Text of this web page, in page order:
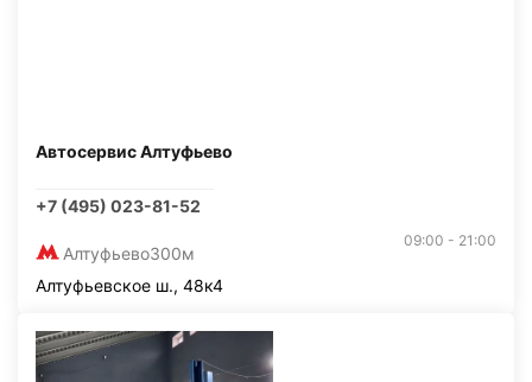
Автосервис Алтуфьево
+7 (495) 023-81-52
Алтуфьево300м
09:00 - 21:00
Алтуфьевское ш., 48к4